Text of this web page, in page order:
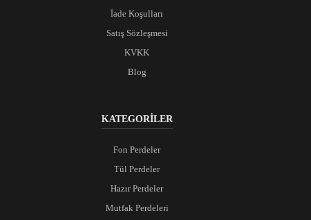
İade Koşulları
Satış Sözleşmesi
KVKK
Blog
KATEGORİLER
Fon Perdeler
Tül Perdeler
Hazır Perdeler
Mutfak Perdeleri